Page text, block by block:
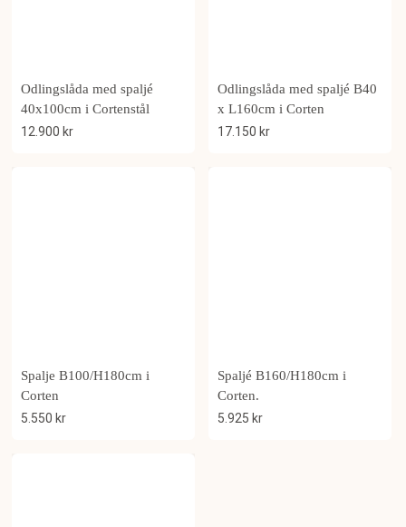
Odlingslåda med spaljé
40x100cm i Cortenstål
12.900kr
Odlingslåda med spaljé B40
x L160cm i Corten
17.150kr
Spalje B100/H180cm i
Corten
5.550 kr
Spaljé B160/H180cm i
Corten.
5.925 kr